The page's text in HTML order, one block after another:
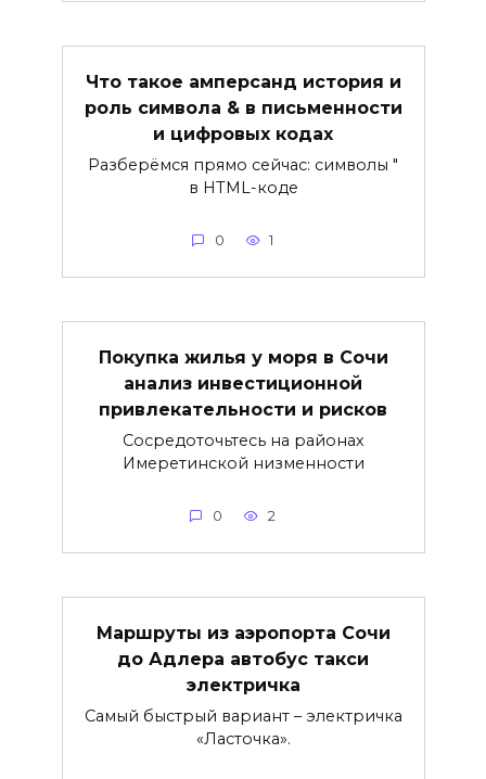
Что такое амперсанд история и
роль символа & в письменности
и цифровых кодах
Разберёмся прямо сейчас: символы "
в HTML-коде
0 1
Покупка жилья у моря в Сочи
анализ инвестиционной
привлекательности и рисков
Сосредоточьтесь на районах
Имеретинской низменности
0 2
Маршруты из аэропорта Сочи
до Адлера автобус такси
электричка
Самый быстрый вариант – электричка
«Ласточка».